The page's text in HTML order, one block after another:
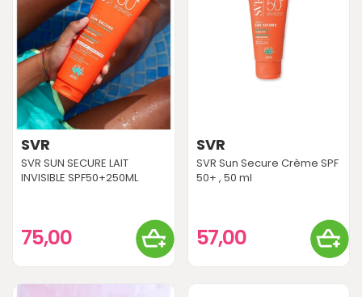
SVR
SVR SUN SECURE LAIT
INVISIBLE SPF50+250ML
75,00
SVR
SVR Sun Secure Crème SPF
50+ , 50 ml
57,00